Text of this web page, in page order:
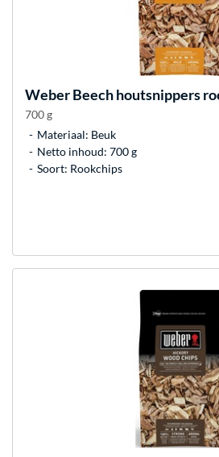
WeberBeech houtsnippers
700 g
Materiaal: Beuk
Netto inhoud: 700 g
Soort: Rookchips